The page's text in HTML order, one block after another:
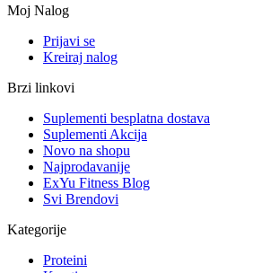
Moj Nalog
Prijavi se
Kreiraj nalog
Brzi linkovi
Suplementi besplatna dostava
Suplementi Akcija
Novo na shopu
Najprodavanije
ExYu Fitness Blog
Svi Brendovi
Kategorije
Proteini